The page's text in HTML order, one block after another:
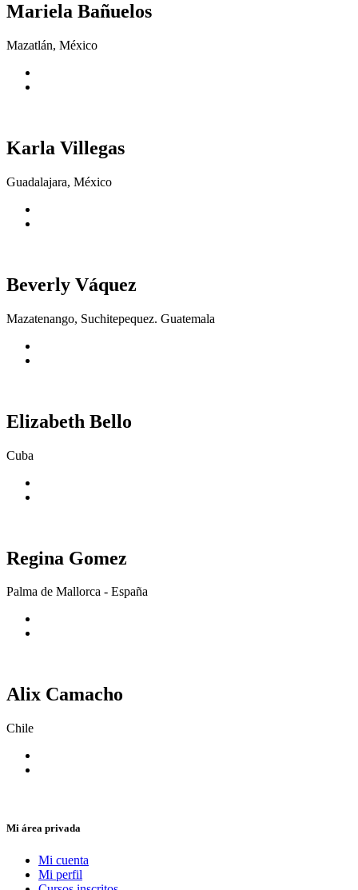
Mariela Bañuelos
Mazatlán, México
Karla Villegas
Guadalajara, México
Beverly Váquez
Mazatenango, Suchitepequez. Guatemala
Elizabeth Bello
Cuba
Regina Gomez
Palma de Mallorca - España
Alix Camacho
Chile
Mi área privada
Mi cuenta
Mi perfil